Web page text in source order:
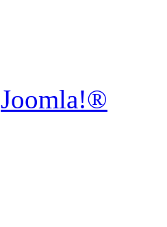
Joomla!®